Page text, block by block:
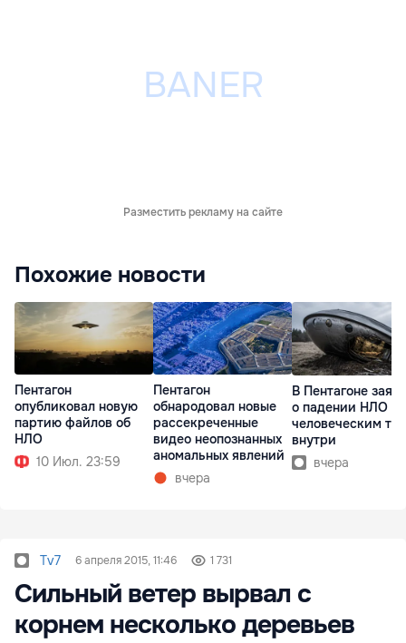
Разместить рекламу на сайте
Похожие новости
Пентагон
опубликовал новую
партию файлов об
НЛО
10 Июл. 23:59
Пентагон
обнародовал новые
рассекреченные
видео неопознанных
аномальных явлений
вчера
В Пентагоне
о падении НЛО с
человеческим
внутри
вчера
Tv7 6 апреля 2015, 11:46 1 731
Сильный ветер вырвал с
корнем несколько деревьев